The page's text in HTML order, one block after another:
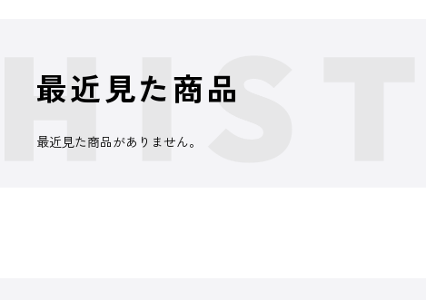
最近見た商品
最近見た商品がありません。